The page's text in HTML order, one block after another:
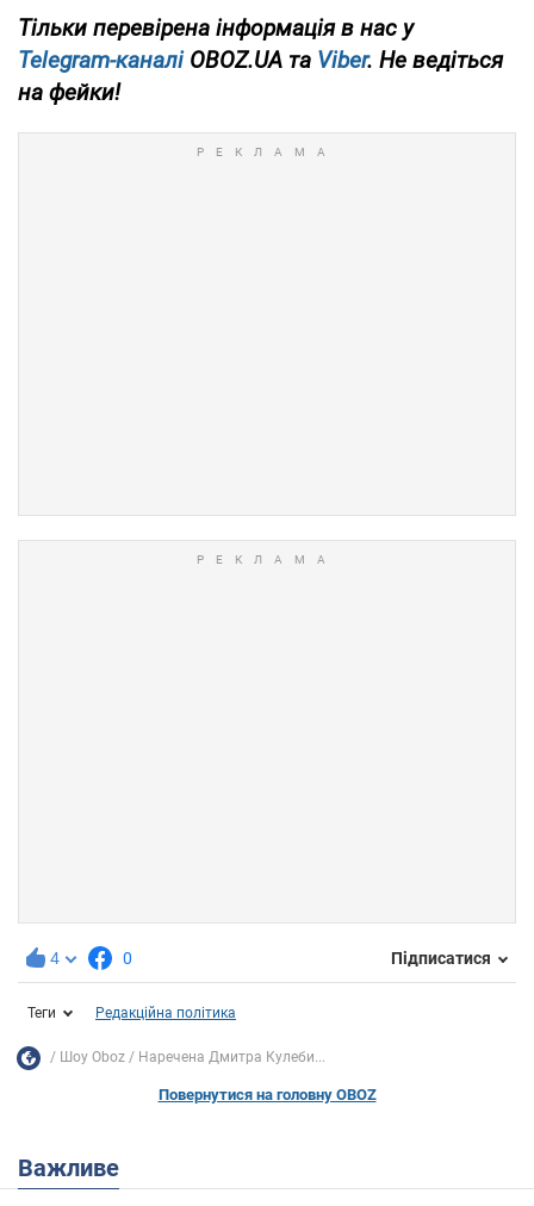
Тільки перевірена інформація в нас у
Telegram-каналіOBOZ.UA та Viber. Не ведіться
на фейки!
4 0 Підписатися
Теги Редакційна політика
Шоу Oboz Наречена Дмитра Кулеби...
Повернутися на головну OBOZ
Важливе